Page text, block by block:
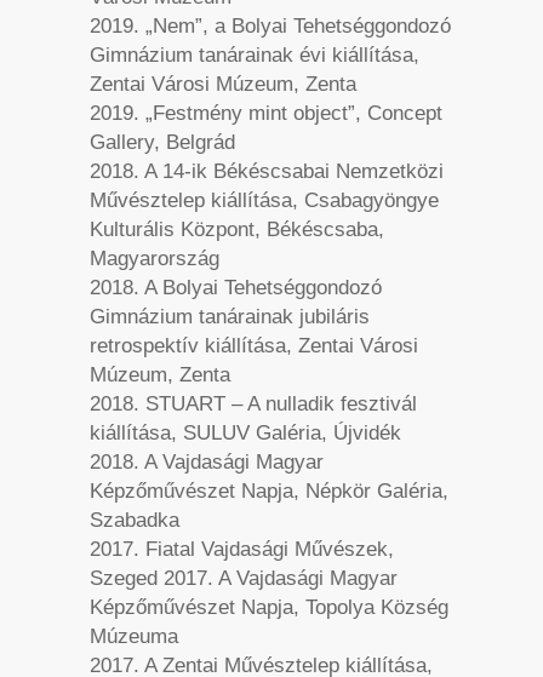
2019. „Nem”, a Bolyai Tehetséggondozó
Gimnázium tanárainak évi kiállítása,
Zentai Városi Múzeum, Zenta
2019. „Festmény mint object”, Concept
Gallery, Belgrád
2018. A 14-ik Békéscsabai Nemzetközi
Művésztelep kiállítása, Csabagyöngye
Kulturális Központ, Békéscsaba,
Magyarország
2018. A Bolyai Tehetséggondozó
Gimnázium tanárainak jubiláris
retrospektív kiállítása, Zentai Városi
Múzeum, Zenta
2018. STUART – A nulladik fesztivál
kiállítása, SULUV Galéria, Újvidék
2018. A Vajdasági Magyar
Képzőművészet Napja, Népkör Galéria,
Szabadka
2017. Fiatal Vajdasági Művészek,
Szeged 2017. A Vajdasági Magyar
Képzőművészet Napja, Topolya Község
Múzeuma
2017. A Zentai Művésztelep kiállítása,